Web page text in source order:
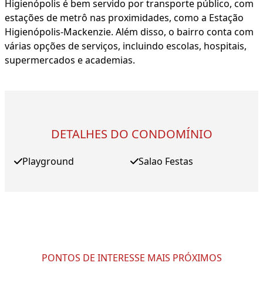
Higienópolis é bem servido por transporte público, com
estações de metrô nas proximidades, como a Estação
Higienópolis-Mackenzie. Além disso, o bairro conta com
várias opções de serviços, incluindo escolas, hospitais,
supermercados e academias.
DETALHES DO CONDOMÍNIO
Playground Salao Festas
PONTOS DE INTERESSE MAIS PRÓXIMOS